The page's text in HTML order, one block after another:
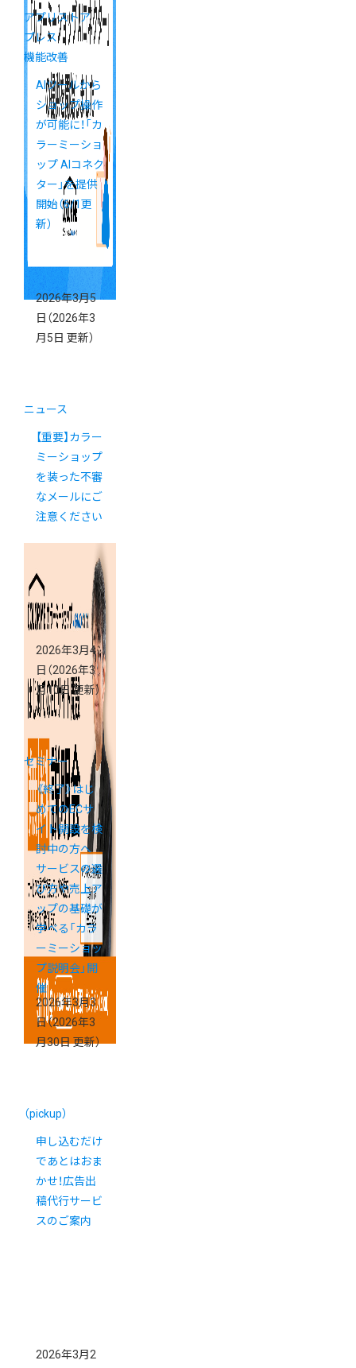
アプリストア
プレス
機能改善
AIツールから
ショップ操作
が可能に！「カ
ラーミーショ
ップ AIコネク
ター」を提供
開始（6/1更
新）
2026年3月5
日 （2026年3
月5日 更新）
ニュース
【重要】カラー
ミーショップ
を装った不審
なメールにご
注意ください
2026年3月4
日 （2026年3
月10日 更新）
セミナー
《終了》はじ
めてのECサ
イト開設を検
討中の方へ
サービスの選
び方や売上ア
ップの基礎が
学べる「カラ
ーミーショッ
プ説明会」開
催
2026年3月3
日（2026年3
月30日 更新）
（pickup）
申し込むだけ
であとはおま
かせ！広告出
稿代行サービ
スのご案内
2026年3月2